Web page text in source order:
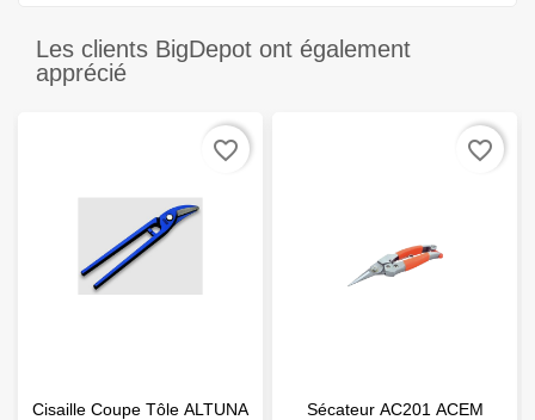
Les clients BigDepot ont également
apprécié
Cisaille Coupe Tôle ALTUNA
favorite_border
Sécateur AC201 ACEM
favorite_border